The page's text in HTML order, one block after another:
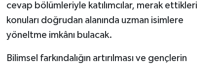
cevap bölümleriyle katılımcılar, merak ettikleri
konuları doğrudan alanında uzman isimlere
yöneltme imkânı bulacak.
Bilimsel farkındalığın artırılması ve gençlerin